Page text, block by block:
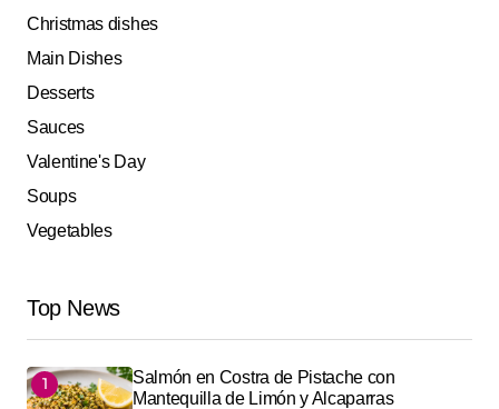
Christmas dishes
Main Dishes
Desserts
Sauces
Valentine's Day
Soups
Vegetables
Top News
Salmón en Costra de Pistache con
Mantequilla de Limón y Alcaparras